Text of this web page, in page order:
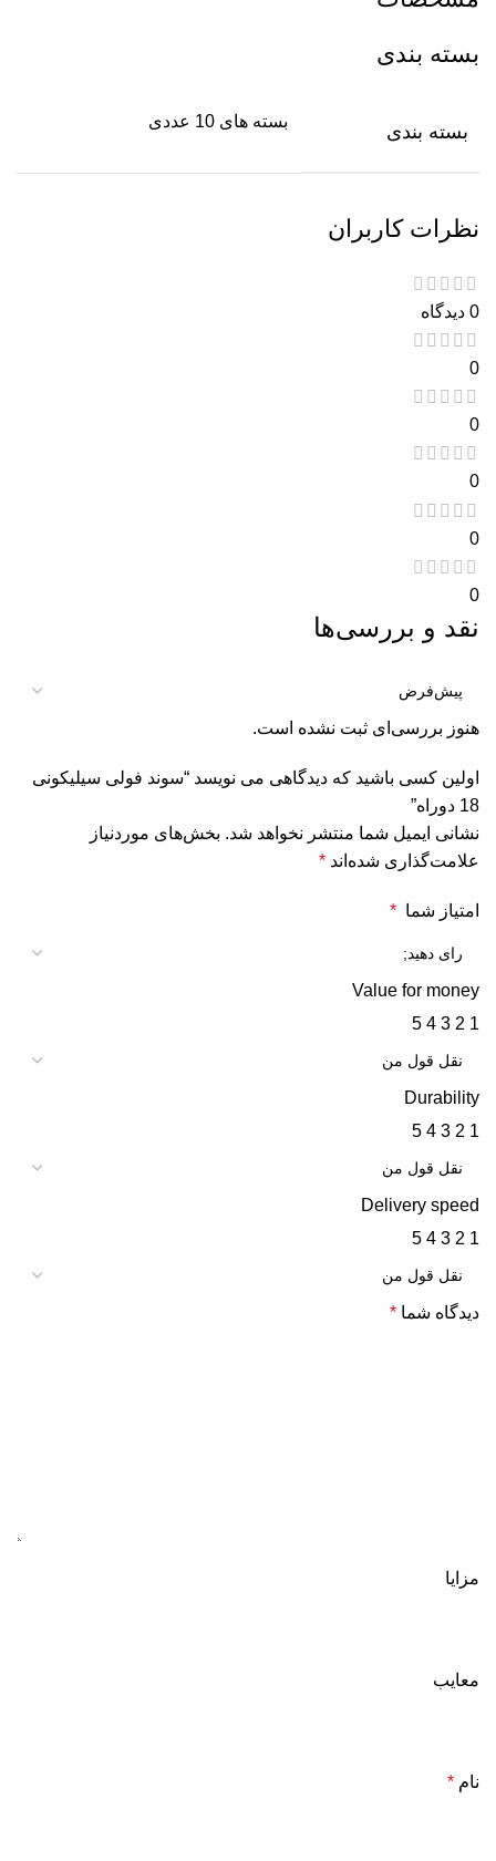
بسته بندی
بسته بندی بسته های 10 عددی
نظرات کاربران
0 دیدگاه
0
0
0
0
0
نقد و بررسی‌ها
هنوز بررسی‌ای ثبت نشده است.
اولین کسی باشید که دیدگاهی می نویسد “سوند فولی سیلیکونی
18 دوراه”
نشانی ایمیل شما منتشر نخواهد شد. بخش‌های موردنیاز
علامت‌گذاری شده‌اند *
امتیاز شما *
Value for money
1
2
3
4
5
Durability
1
2
3
4
5
Delivery speed
1
2
3
4
5
دیدگاه شما *
مزایا
معایب
نام *